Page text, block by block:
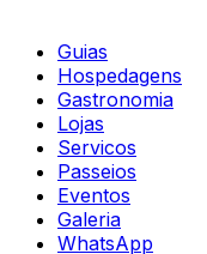
Guias
Hospedagens
Gastronomia
Lojas
Servicos
Passeios
Eventos
Galeria
WhatsApp